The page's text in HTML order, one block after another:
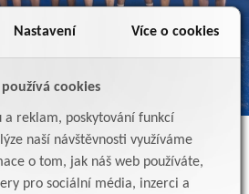
Nastavení Více o cookies
cookies
a reklam, poskytování funkcí
naší návštěvnosti využíváme
o tom, jak náš web používáte,
pro sociální média, inzerci a